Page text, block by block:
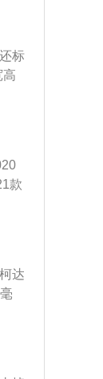
。
用
，
每
轮
扩
标
高
牛
并
样
7
传
款
动
别
达
涡
转
铝